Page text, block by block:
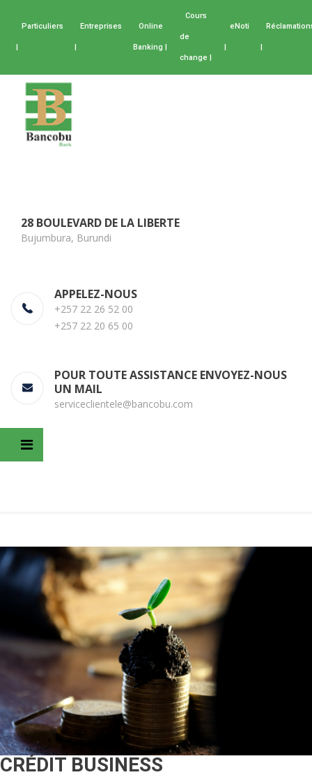
Particuliers
|
Entreprises
|
Online
Banking |
Cours
de
change |
eNoti
| |
28 BOULEVARD DE LA LIBERTE
Bujumbura, Burundi
APPELEZ-NOUS
+257 22 26 52 00
+257 22 20 65 00
POUR TOUTE ASSISTANCE ENVOYEZ-NOUS
UN MAIL
serviceclientele@bancobu.com
CRÉDIT BUSINESS